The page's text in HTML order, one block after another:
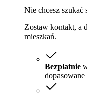
Nie chcesz szukać
Zostaw kontakt, a
mieszkań.
Bezpłatnie